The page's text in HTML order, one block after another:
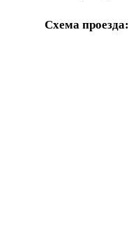
Схема проезда: